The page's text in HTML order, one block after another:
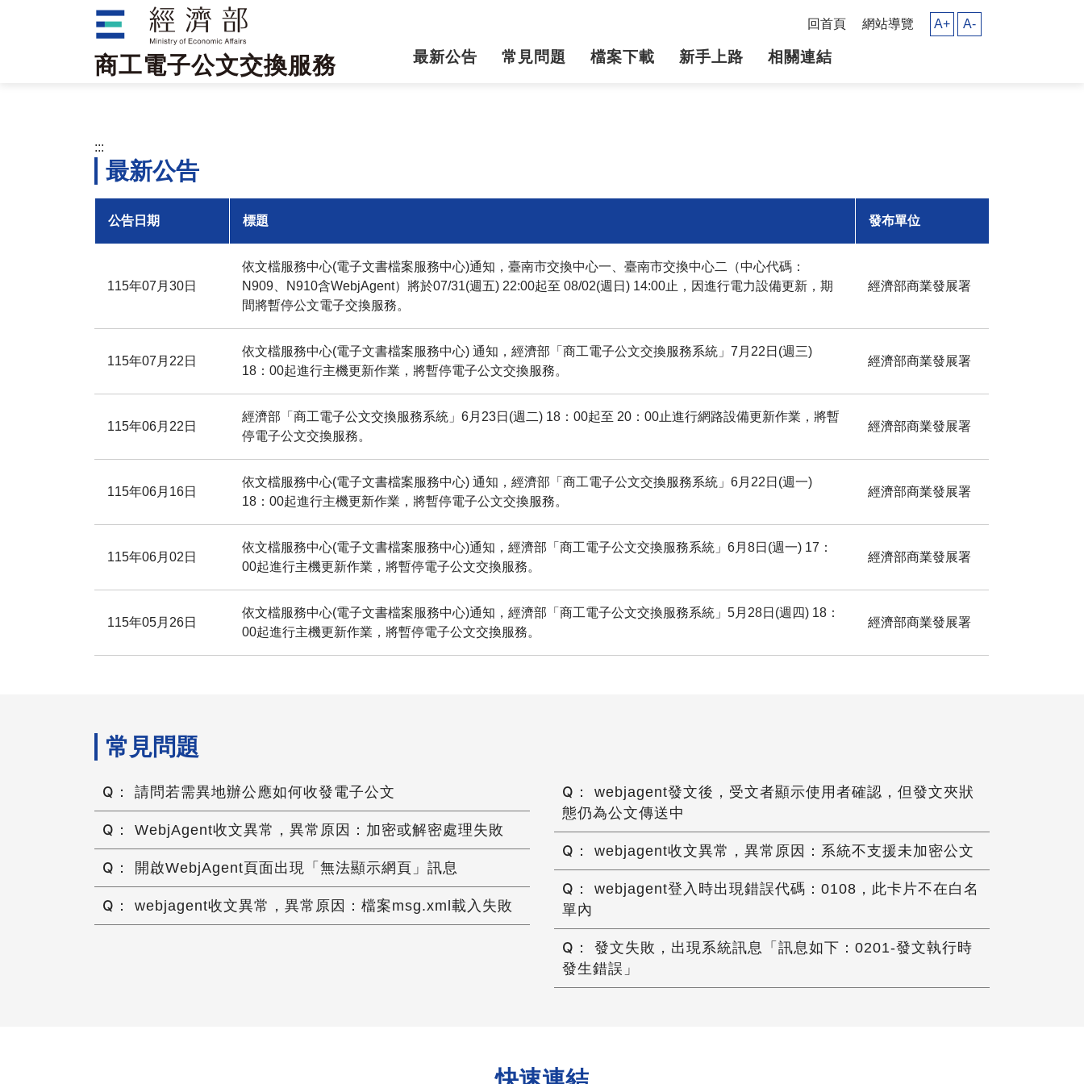
跳到主要內容區塊
商工電子公文交換服務
回首頁 網站導覽 A+ A-
最新公告 常見問題 檔案下載 新手上路 相關連結
:::
最新公告
公告日期 標題 發布單位
115年07月30日
依文檔服務中心(電子文書檔案服務中心)通知，臺南市交換中心一、臺南市交換中心二（中心代碼：
N909、N910含WebjAgent）將於07/31(週五) 22:00起至 08/02(週日) 14:00止，因進行電力設備更新，期
間將暫停公文電子交換服務。
經濟部商業發展署
115年07月22日
依文檔服務中心(電子文書檔案服務中心) 通知，經濟部「商工電子公文交換服務系統」7月22日(週三)
18：00起進行主機更新作業，將暫停電子公文交換服務。
經濟部商業發展署
115年06月22日
經濟部「商工電子公文交換服務系統」6月23日(週二) 18：00起至 20：00止進行網路設備更新作業，將暫
停電子公文交換服務。
經濟部商業發展署
115年06月16日
依文檔服務中心(電子文書檔案服務中心) 通知，經濟部「商工電子公文交換服務系統」6月22日(週一)
18：00起進行主機更新作業，將暫停電子公文交換服務。
經濟部商業發展署
115年06月02日
依文檔服務中心(電子文書檔案服務中心)通知，經濟部「商工電子公文交換服務系統」6月8日(週一) 17：
00起進行主機更新作業，將暫停電子公文交換服務。
經濟部商業發展署
115年05月26日
依文檔服務中心(電子文書檔案服務中心)通知，經濟部「商工電子公文交換服務系統」5月28日(週四) 18：
00起進行主機更新作業，將暫停電子公文交換服務。
經濟部商業發展署
常見問題
請問若需異地辦公應如何收發電子公文
WebjAgent收文異常，異常原因：加密或解密處理失敗
開啟WebjAgent頁面出現「無法顯示網頁」訊息
webjagent收文異常，異常原因：檔案msg.xml載入失敗
webjagent發文後，受文者顯示使用者確認，但發文夾狀
態仍為公文傳送中
webjagent收文異常，異常原因：系統不支援未加密公文
webjagent登入時出現錯誤代碼：0108，此卡片不在白名
單內
發文失敗，出現系統訊息「訊息如下：0201-發文執行時
發生錯誤」